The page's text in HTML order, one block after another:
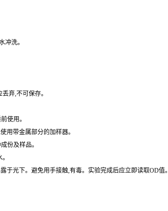
冲洗。
弃,不可保存。
使用。
用带金属部分的加样器。
份及样品。
光下。避免用手接触,有毒。实验完成后应立即读取OD值。